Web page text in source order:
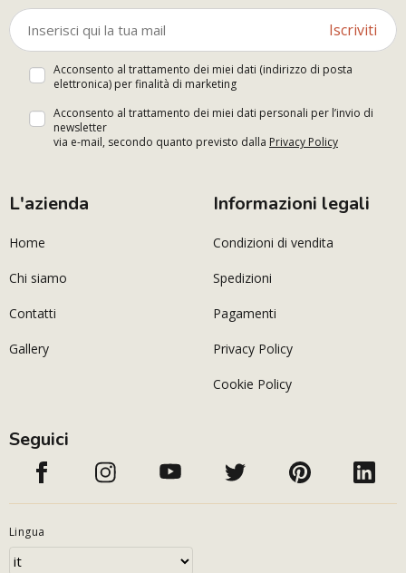
Iscriviti
Acconsento al trattamento dei miei dati (indirizzo di posta
elettronica) per finalità di marketing
Acconsento al trattamento dei miei dati personali per l’invio di
newsletter
via e-mail, secondo quanto previsto dalla Privacy Policy
L'azienda
Home
Chi siamo
Contatti
Gallery
Informazioni legali
Condizioni di vendita
Spedizioni
Pagamenti
Privacy Policy
Cookie Policy
Seguici
Lingua